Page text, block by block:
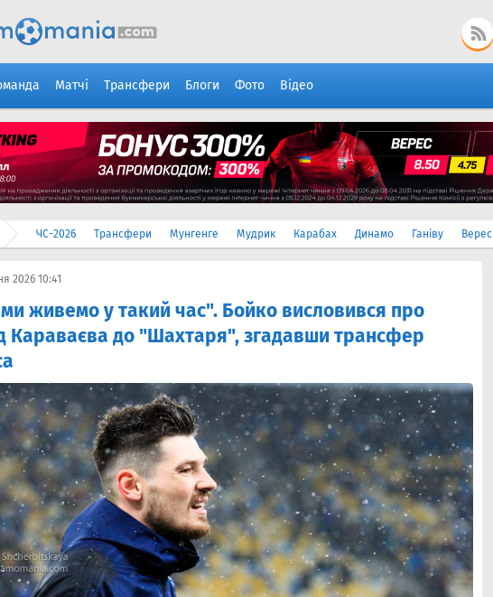
Матчі Трансфери Блоги Фото Відео
ЧС-2026 Трансфери Мунгенге Мудрик Карабах Динамо Ганіву Верес
2026 10:41
живемо у такий час". Бойко висловився про
Караваєва до "Шахтаря", згадавши трансфер